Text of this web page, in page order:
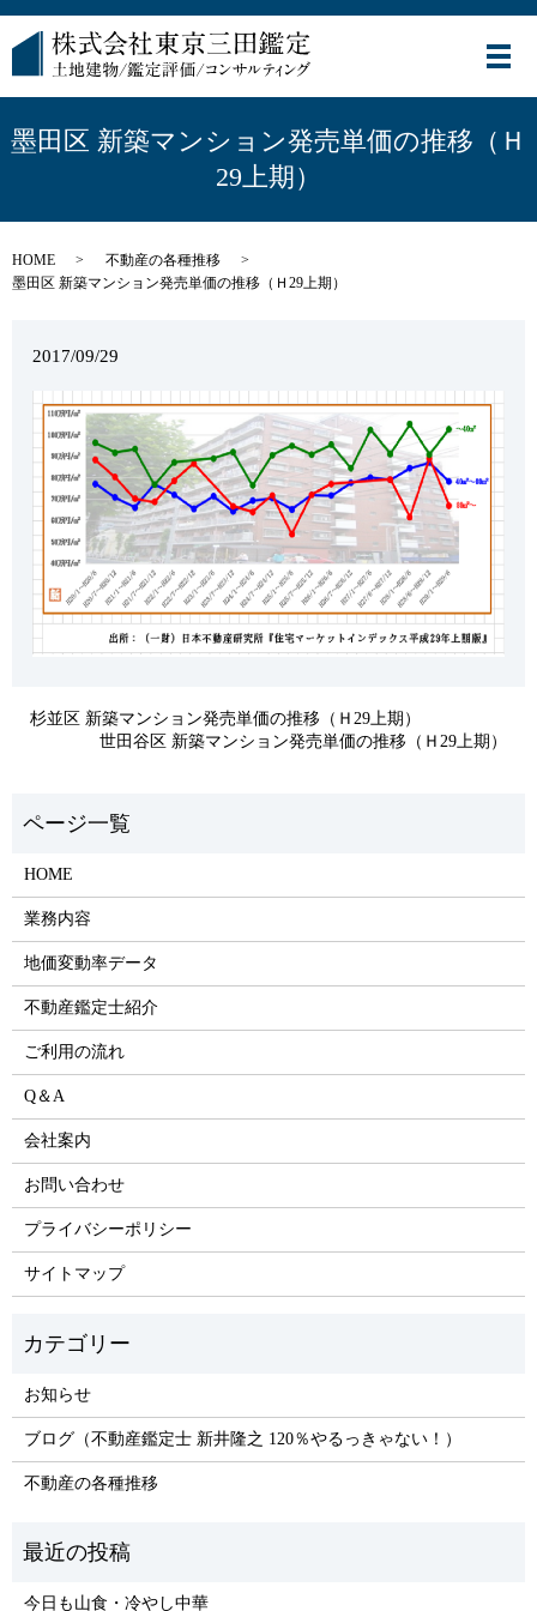
メ
墨田区 新築マンション発売単価の推移（Ｈ
29上期）
HOME
不動産の各種推移
墨田区 新築マンション発売単価の推移（Ｈ29上期）
2017/09/29
杉並区 新築マンション発売単価の推移（Ｈ29上期）
世田谷区 新築マンション発売単価の推移（Ｈ29上期）
HOME
業務内容
地価変動率データ
不動産鑑定士紹介
ご利用の流れ
Q＆A
会社案内
お問い合わせ
プライバシーポリシー
サイトマップ
お知らせ
ブログ（不動産鑑定士 新井隆之 120％やるっきゃない！）
不動産の各種推移
今日も山食・冷やし中華